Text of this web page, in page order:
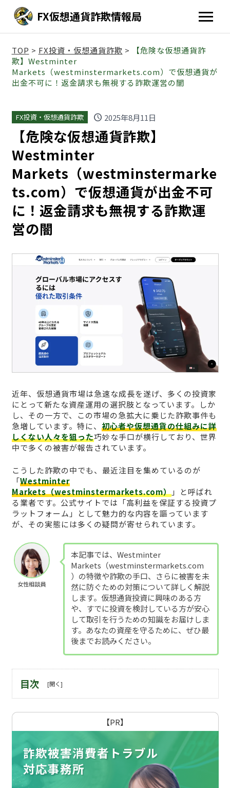
FX仮想通貨詐欺情報局
TOP > FX投資・仮想通貨詐欺 >
【危険な仮想通貨詐
欺】Westminter
Markets（westminstermarkets.com）で仮想通貨が
出金不可に！返金請求も無視する詐欺運営の闇
FX投資・仮想通貨詐欺 schedule 2025年8月11日
【危険な仮想通貨詐欺】
Westminter
Markets（westminstermarke
ts.com）で仮想通貨が出金不可
に！返金請求も無視する詐欺運
営の闇
近年、仮想通貨市場は急速な成長を遂げ、多くの投資家
にとって新たな資産運用の選択肢となっています。しか
し、その一方で、この市場の急拡大に乗じた詐欺事件も
急増しています。特に、 初心者や仮想通貨の仕組みに詳
しくない人々を狙った巧妙な手口が横行しており、世界
中で多くの被害が報告されています。
こうした詐欺の中でも、最近注目を集めているのが
「Westminter
Markets（westminstermarkets.com）」と呼ばれ
る業者です。公式サイトでは「高利益を保証する投資プ
ラットフォーム」として魅力的な内容を謳っています
が、その実態には多くの疑問が寄せられています。
女性相談員
本記事では、Westminter
Markets（westminstermarkets.com
）の特徴や詐欺の手口、さらに被害を未
然に防ぐための対策について詳しく解説
します。仮想通貨投資に興味のある方
や、すでに投資を検討している方が安心
して取引を行うための知識をお届けしま
す。あなたの資産を守るために、ぜひ最
後までお読みください。
目次
【PR】
詐欺被害消費者トラブル
対応事務所